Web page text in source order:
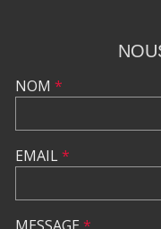
NOM *
EMAIL*